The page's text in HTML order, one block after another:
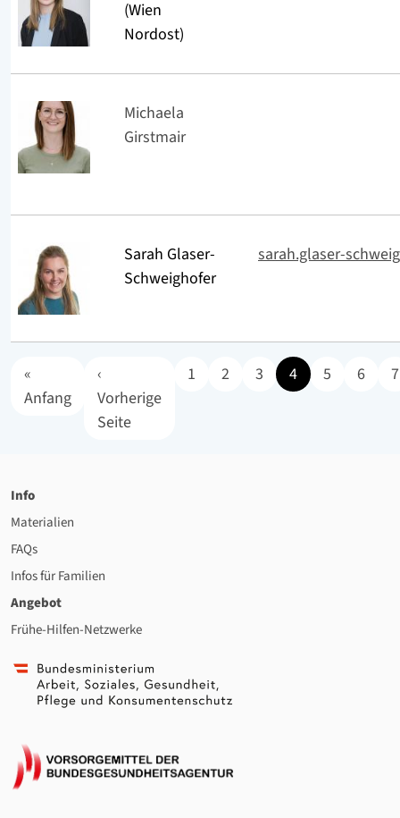
(Wien
Nordost)
Michaela
Girstmair
Sarah Glaser-
Schweighofer
sarah.glaser-
«
AnfangErste Seite
‹
Vorherige
SeiteVorherige Seite
1 2 3 4 5 6 7
Info
Materialien
FAQs
Infos für Familien
Angebot
Frühe-Hilfen-Netzwerke